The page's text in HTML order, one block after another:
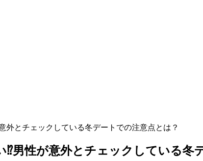
外とチェックしている冬デートでの注意点とは？
男性が意外とチェックしている冬